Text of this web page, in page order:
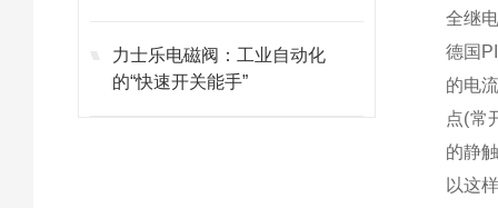
力士乐电磁阀：工业自动化
的“快速开关能手”
全继
德国
的电
点(常
的静
以这